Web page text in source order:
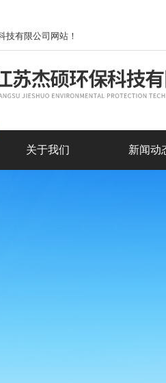
技有限公司网站！
关于我们 新闻动